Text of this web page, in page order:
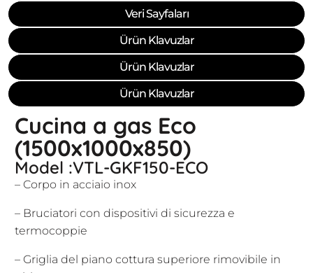
Cucina a gas Eco
(1500x1000x850)
Model :VTL-GKF150-ECO
– Corpo in acciaio inox
– Bruciatori con dispositivi di sicurezza e
termocoppie
– Griglia del piano cottura superiore rimovibile in
Veri Sayfaları
Ürün Klavuzlar
Ürün Klavuzlar
Ürün Klavuzlar